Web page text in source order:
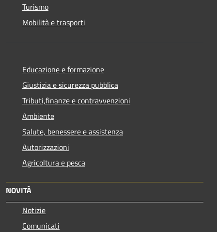
Turismo
Mobilità e trasporti
Educazione e formazione
Giustizia e sicurezza pubblica
Tributi,finanze e contravvenzioni
Ambiente
Salute, benessere e assistenza
Autorizzazioni
Agricoltura e pesca
NOVITÀ
Notizie
Comunicati